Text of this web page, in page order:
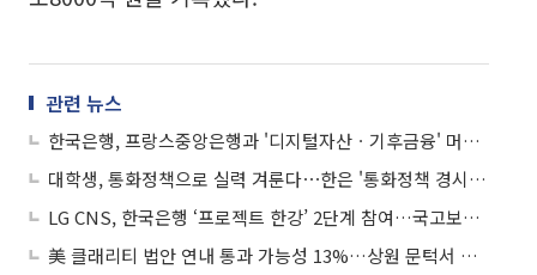
관련 뉴스
한국은행, 프랑스중앙은행과 '디지털자산ㆍ기후금융' 머리 맞댄다
대학생, 통화정책으로 실력 겨룬다⋯한은 '통화정책 경시대최' 개최
LG CNS, 한국은행 ‘프로젝트 한강’ 2단계 참여…국고보조금 지급도 예금 토큰으로
美 클래리티 법안 연내 통과 가능성 13%…상원 문턱서 제동